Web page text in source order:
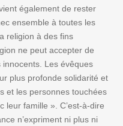
également de rester
ensemble à toutes les
religion à des fins
ne peut accepter de
Les évêques
plus profonde solidarité et
et les personnes touchées
leur famille ». C’est-à-dire
n’expriment ni plus ni